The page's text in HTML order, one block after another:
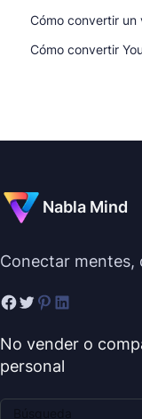
Cómo convertir un
Cómo convertir
Nabla Mind
Conectar mentes,
No vender o
personal